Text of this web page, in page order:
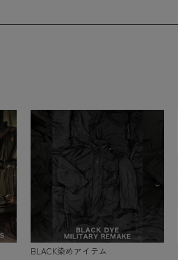
BLACK染めアイテム